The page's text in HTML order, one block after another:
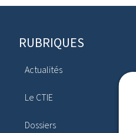
Pied
de
RUBRIQUES
Actualités
Le CTIE
Dossiers